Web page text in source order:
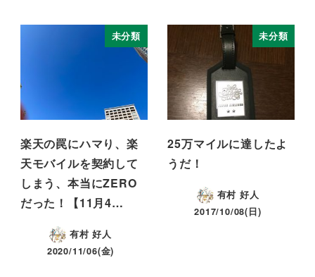
未分類
楽天の罠にハマり、楽
天モバイルを契約して
しまう、本当にZERO
だった！【11月4…
有村 好人
2020/11/06(金)
未分類
25万マイルに達したよ
うだ！
有村 好人
2017/10/08(日)